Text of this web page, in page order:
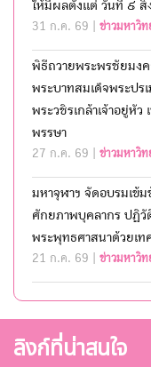
ให้มีผลตั้งแต่ วันที่ ๙
31 ก.ค. 69 | ข่าวมหาวิท
พิธีถวายพระพรชัยมง
พระบาทสมเด็จพระปร
พระวชิรเกล้าเจ้าอยู่หั
พรรษา
27 ก.ค. 69 | ข่าวมหาวิท
มหาจุฬาฯ จัดอบรมเข้
ศักยภาพบุคลากร ปฏิวั
พระพุทธศาสนาด้วยเท
21 ก.ค. 69 | ข่าวมหาวิท
ลิงก์ที่น่าสนใจ